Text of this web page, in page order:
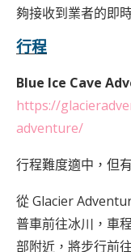
夠接收到業者的即
行程
Blue Ice Cave
https://
adventure/
行程難度適中，但
從 Glacier
普車前往冰川，車
部附近，將步行前